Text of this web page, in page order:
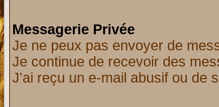
Messagerie Privée
Je ne peux pas envoyer de
Je continue de recevoir des
J'ai reçu un e-mail abusif ou de